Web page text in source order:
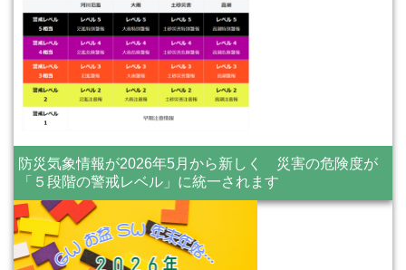
防災気象情報が2026年5月から新しく 災害の危険度が
「５段階の警戒レベル」に統一されます